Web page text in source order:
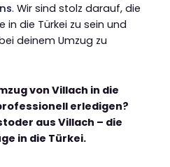
. Wir sind stolz darauf, die
in die Türkei zu sein und
deinem Umzug zu
von Villach in die
erledigen?
aus Villach – die
in die Türkei.